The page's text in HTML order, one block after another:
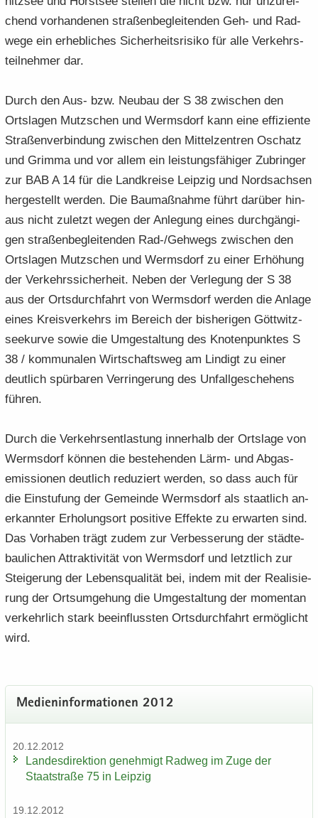
chend vor­han­de­nen stra­ßen­be­glei­ten­den Geh- und Rad­
we­ge ein er­heb­li­ches Si­cher­heits­ri­si­ko für alle Ver­kehrs­
teil­neh­mer dar.
Durch den Aus- bzw. Neu­bau der S 38 zwi­schen den
Orts­la­gen Mutz­schen und Werms­dorf kann eine ef­fi­zi­en­te
Stra­ßen­ver­bin­dung zwi­schen den Mit­tel­zen­tren Oschatz
und Grim­ma und vor allem ein leis­tungs­fä­hi­ger Zu­brin­ger
zur BAB A 14 für die Land­krei­se Leip­zig und Nord­sach­sen
her­ge­stellt wer­den. Die Bau­maß­nah­me führt dar­über hin­
aus nicht zu­letzt wegen der An­le­gung eines durch­gän­gi­
gen stra­ßen­be­glei­ten­den Rad-/Geh­wegs zwi­schen den
Orts­la­gen Mutz­schen und Werms­dorf zu einer Er­hö­hung
der Ver­kehrs­si­cher­heit. Neben der Ver­le­gung der S 38
aus der Orts­durch­fahrt von Werms­dorf wer­den die An­la­ge
eines Kreis­ver­kehrs im Be­reich der bis­he­ri­gen Gött­witz­
see­kur­ve sowie die Um­ge­stal­tung des Kno­ten­punk­tes S
38 / kom­mu­na­len Wirt­schafts­weg am Lin­digt zu einer
deut­lich spür­ba­ren Ver­rin­ge­rung des Un­fall­ge­sche­hens
füh­ren.
Durch die Ver­kehrs­ent­las­tung in­ner­halb der Orts­la­ge von
Werms­dorf kön­nen die be­stehen­den Lärm- und Ab­gas­
emis­sio­nen deut­lich re­du­ziert wer­den, so dass auch für
die Ein­stu­fung der Ge­mein­de Werms­dorf als staat­lich an­
er­kann­ter Er­ho­lungs­ort po­si­ti­ve Ef­fek­te zu er­war­ten sind.
Das Vor­ha­ben trägt zudem zur Ver­bes­se­rung der städ­te­
bau­li­chen At­trak­ti­vi­tät von Werms­dorf und letzt­lich zur
Stei­ge­rung der Le­bens­qua­li­tät bei, indem mit der Rea­li­sie­
rung der Orts­um­ge­hung die Um­ge­stal­tung der mo­men­tan
ver­kehr­lich stark be­ein­fluss­ten Orts­durch­fahrt er­mög­licht
wird.
Me­di­en­in­for­ma­tio­nen 2012
20.12.2012
Lan­des­di­rek­ti­on ge­neh­migt Rad­weg im Zuge der
Staat­stra­ße 75 in Leip­zig
19.12.2012